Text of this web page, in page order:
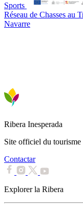
Sports
Réseau de Chasses au
Navarre
Ribera Inesperada
Site officiel du
Contactar
Explorer la Ribera